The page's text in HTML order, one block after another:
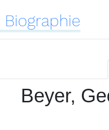
Biographie
Beyer,